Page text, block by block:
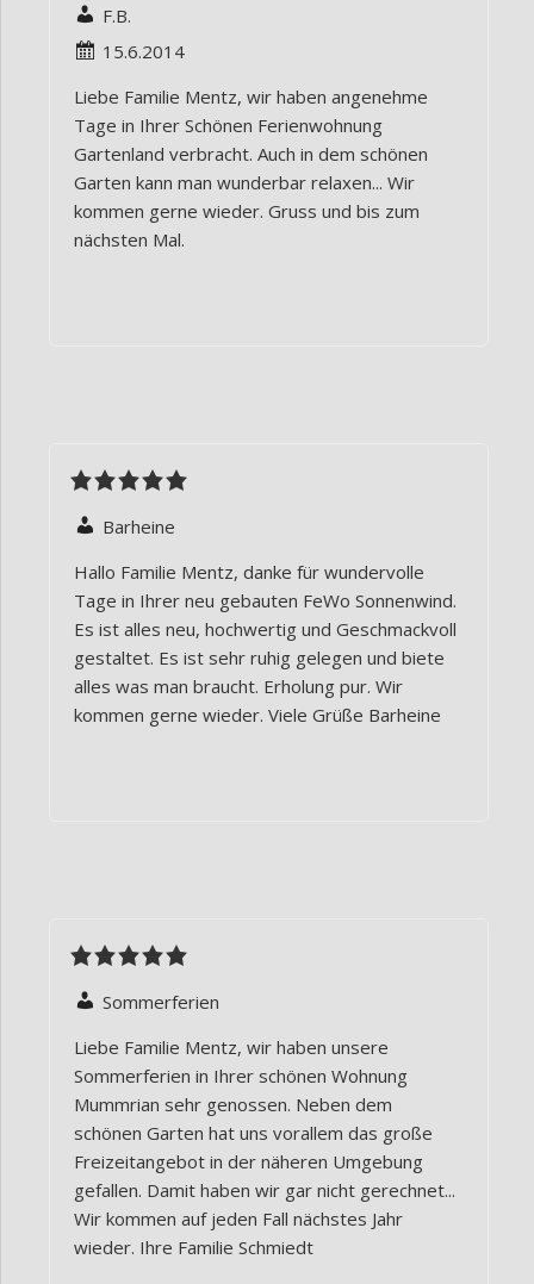
F.B.
15.6.2014
Liebe Familie Mentz, wir haben angenehme
Tage in Ihrer Schönen Ferienwohnung
Gartenland verbracht. Auch in dem schönen
Garten kann man wunderbar relaxen... Wir
kommen gerne wieder. Gruss und bis zum
nächsten Mal.
Barheine
Hallo Familie Mentz, danke für wundervolle
Tage in Ihrer neu gebauten FeWo Sonnenwind.
Es ist alles neu, hochwertig und Geschmackvoll
gestaltet. Es ist sehr ruhig gelegen und biete
alles was man braucht. Erholung pur. Wir
kommen gerne wieder. Viele Grüße Barheine
Sommerferien
Liebe Familie Mentz, wir haben unsere
Sommerferien in Ihrer schönen Wohnung
Mummrian sehr genossen. Neben dem
schönen Garten hat uns vorallem das große
Freizeitangebot in der näheren Umgebung
gefallen. Damit haben wir gar nicht gerechnet...
Wir kommen auf jeden Fall nächstes Jahr
wieder. Ihre Familie Schmiedt